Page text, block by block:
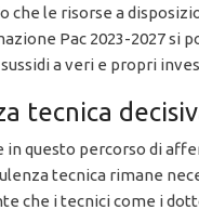
che le risorse a
Pac 2023-2027 si
a veri e propri
tecnica
in questo percorso di
tecnica rimane
che i tecnici come i